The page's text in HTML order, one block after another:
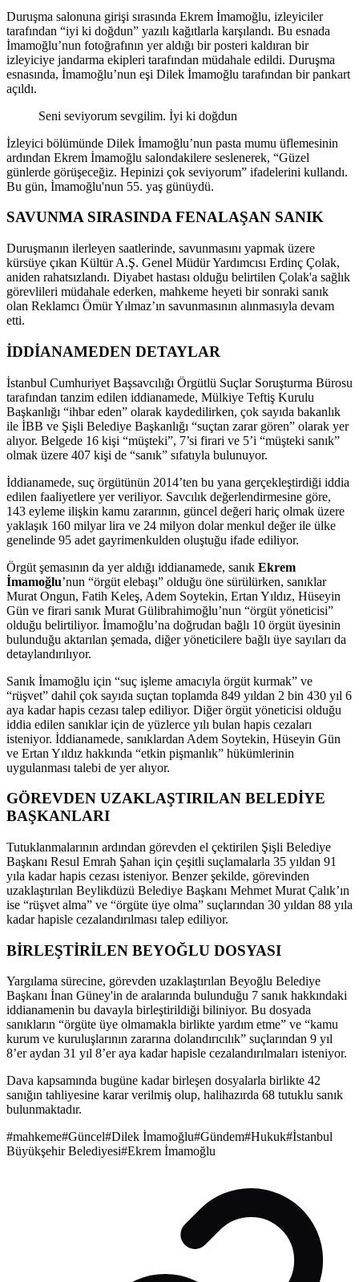
Duruşma salonuna girişi sırasında Ekrem İmamoğlu, izleyiciler
tarafından “iyi ki doğdun” yazılı kağıtlarla karşılandı. Bu esnada
İmamoğlu’nun fotoğrafının yer aldığı bir posteri kaldıran bir
izleyiciye jandarma ekipleri tarafından müdahale edildi. Duruşma
esnasında, İmamoğlu’nun eşi Dilek İmamoğlu tarafından bir pankart
açıldı.
Seni seviyorum sevgilim. İyi ki doğdun
İzleyici bölümünde Dilek İmamoğlu’nun pasta mumu üflemesinin
ardından Ekrem İmamoğlu salondakilere seslenerek, “Güzel
günlerde görüşeceğiz. Hepinizi çok seviyorum” ifadelerini kullandı.
Bu gün, İmamoğlu'nun 55. yaş günüydü.
SAVUNMA SIRASINDA FENALAŞAN SANIK
Duruşmanın ilerleyen saatlerinde, savunmasını yapmak üzere
kürsüye çıkan Kültür A.Ş. Genel Müdür Yardımcısı Erdinç Çolak,
aniden rahatsızlandı. Diyabet hastası olduğu belirtilen Çolak'a sağlık
görevlileri müdahale ederken, mahkeme heyeti bir sonraki sanık
olan Reklamcı Ömür Yılmaz’ın savunmasının alınmasıyla devam
etti.
İDDİANAMEDEN DETAYLAR
İstanbul Cumhuriyet Başsavcılığı Örgütlü Suçlar Soruşturma Bürosu
tarafından tanzim edilen iddianamede, Mülkiye Teftiş Kurulu
Başkanlığı “ihbar eden” olarak kaydedilirken, çok sayıda bakanlık
ile İBB ve Şişli Belediye Başkanlığı “suçtan zarar gören” olarak yer
alıyor. Belgede 16 kişi “müşteki”, 7’si firari ve 5’i “müşteki sanık”
olmak üzere 407 kişi de “sanık” sıfatıyla bulunuyor.
İddianamede, suç örgütünün 2014’ten bu yana gerçekleştirdiği iddia
edilen faaliyetlere yer veriliyor. Savcılık değerlendirmesine göre,
143 eyleme ilişkin kamu zararının, güncel değeri hariç olmak üzere
yaklaşık 160 milyar lira ve 24 milyon dolar menkul değer ile ülke
genelinde 95 adet gayrimenkulden oluştuğu ifade ediliyor.
Örgüt şemasının da yer aldığı iddianamede, sanık Ekrem
İmamoğlu’nun “örgüt elebaşı” olduğu öne sürülürken, sanıklar
Murat Ongun, Fatih Keleş, Adem Soytekin, Ertan Yıldız, Hüseyin
Gün ve firari sanık Murat Gülibrahimoğlu’nun “örgüt yöneticisi”
olduğu belirtiliyor. İmamoğlu’na doğrudan bağlı 10 örgüt üyesinin
bulunduğu aktarılan şemada, diğer yöneticilere bağlı üye sayıları da
detaylandırılıyor.
Sanık İmamoğlu için “suç işleme amacıyla örgüt kurmak” ve
“rüşvet” dahil çok sayıda suçtan toplamda 849 yıldan 2 bin 430 yıl 6
aya kadar hapis cezası talep ediliyor. Diğer örgüt yöneticisi olduğu
iddia edilen sanıklar için de yüzlerce yılı bulan hapis cezaları
isteniyor. İddianamede, sanıklardan Adem Soytekin, Hüseyin Gün
ve Ertan Yıldız hakkında “etkin pişmanlık” hükümlerinin
uygulanması talebi de yer alıyor.
GÖREVDEN UZAKLAŞTIRILAN BELEDİYE
BAŞKANLARI
Tutuklanmalarının ardından görevden el çektirilen Şişli Belediye
Başkanı Resul Emrah Şahan için çeşitli suçlamalarla 35 yıldan 91
yıla kadar hapis cezası isteniyor. Benzer şekilde, görevinden
uzaklaştırılan Beylikdüzü Belediye Başkanı Mehmet Murat Çalık’ın
ise “rüşvet alma” ve “örgüte üye olma” suçlarından 30 yıldan 88 yıla
kadar hapisle cezalandırılması talep ediliyor.
BİRLEŞTİRİLEN BEYOĞLU DOSYASI
Yargılama sürecine, görevden uzaklaştırılan Beyoğlu Belediye
Başkanı İnan Güney'in de aralarında bulunduğu 7 sanık hakkındaki
iddianamenin bu davayla birleştirildiği biliniyor. Bu dosyada
sanıkların “örgüte üye olmamakla birlikte yardım etme” ve “kamu
kurum ve kuruluşlarının zararına dolandırıcılık” suçlarından 9 yıl
8’er aydan 31 yıl 8’er aya kadar hapisle cezalandırılmaları isteniyor.
Dava kapsamında bugüne kadar birleşen dosyalarla birlikte 42
sanığın tahliyesine karar verilmiş olup, halihazırda 68 tutuklu sanık
bulunmaktadır.
#mahkeme#Güncel#Dilek İmamoğlu#Gündem#Hukuk#İstanbul
Büyükşehir Belediyesi#Ekrem İmamoğlu